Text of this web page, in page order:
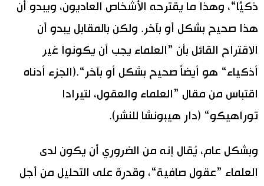
ذكيًّا“، وهذا ما يقترحه الأشخاص العاديون، ويبدو أن
هذا صحيح بشكل أو بآخر. ولكن بالمقابل يبدو أن
الاقتراح القائل بأن ”العلماء يجب أن يكونوا غير
أذكياء“ هو أيضاً صحيح بشكل أو بآخر“.(الجزء أدناه
اقتباس من مقال ”العلماء والعقول، لتيرادا
توراهيكو“ (دار هيبونشا للنشر).
وبشكل عام، يُقال إنه من الضروري أن يكون لدى
العلماء ”عقول صافية“، وقدرة على التحليل من أجل